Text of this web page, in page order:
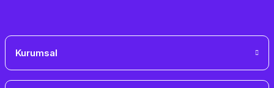
Kurumsal